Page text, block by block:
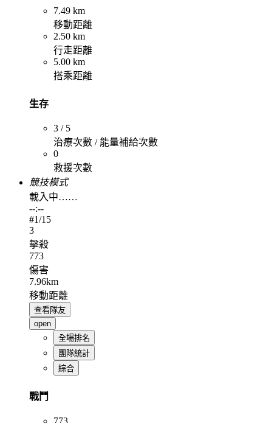
7.49 km
移動距離
2.50 km
行走距離
5.00 km
搭乘距離
生存
3 / 5
治療次數 / 能量補給次數
0
救援次數
競技模式
載入中……
--:--
#1/15
3
擊殺
773
傷害
7.96km
移動距離
查看隊友
open
全場排名
團隊統計
綜合
戰鬥